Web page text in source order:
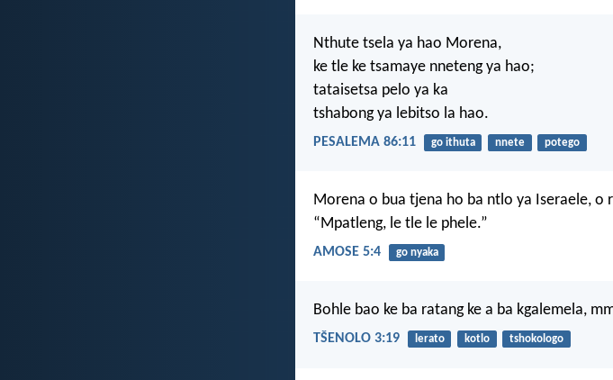
Nthute tsela ya hao Morena,
ke tle ke tsamaye nneteng ya hao;
tataisetsa pelo ya ka
tshabong ya lebitso la hao.
PESALEMA 86:11 go ithuta nnete potego
Morena o bua tjena ho ba ntlo ya Iseraele, o
“Mpatleng, le tle le phele.”
AMOSE 5:4 go nyaka
Bohle bao ke ba ratang ke a ba kgalemela,
TŠENOLO 3:19 lerato kotlo tshokologo